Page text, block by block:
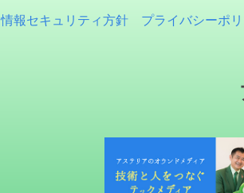
情報セキュリティ方針 プライバシーポ